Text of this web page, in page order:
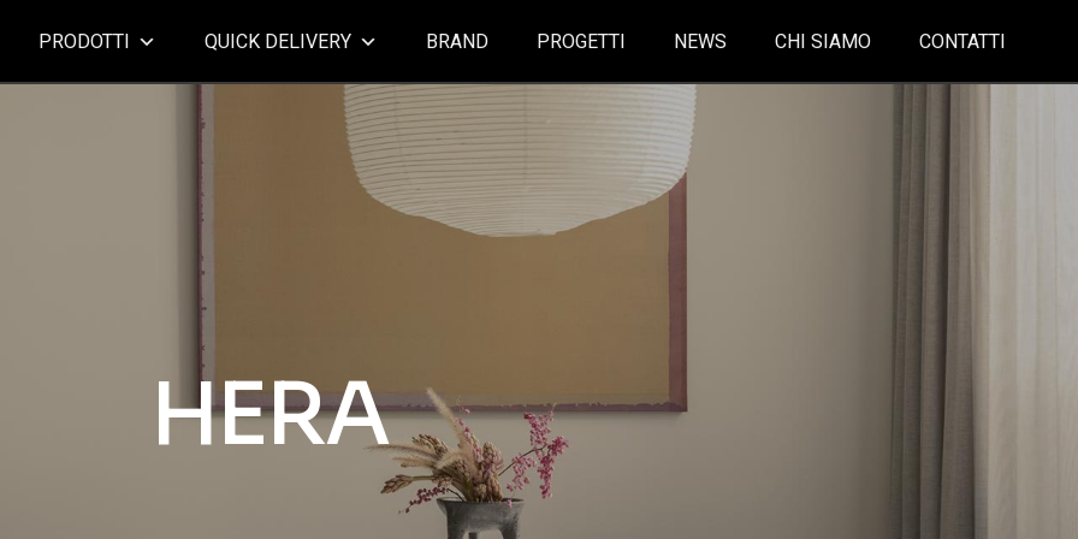
PRODOTTI QUICK DELIVERY BRAND PROGETTI NEWS CHI SIAMO CONTATTI
HERA